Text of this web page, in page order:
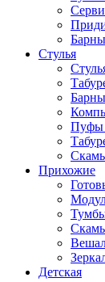
Стулья
Пуфы
Прихожие
Детская